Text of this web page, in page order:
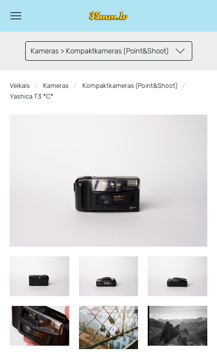
Kameras > Kompaktkameras (Point&Shoot)
Veikals Kameras
Kompaktkameras (Point&Shoot)
Yashica T3 *C*